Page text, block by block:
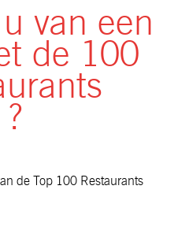
van een
de 100
de Top 100 Restaurants